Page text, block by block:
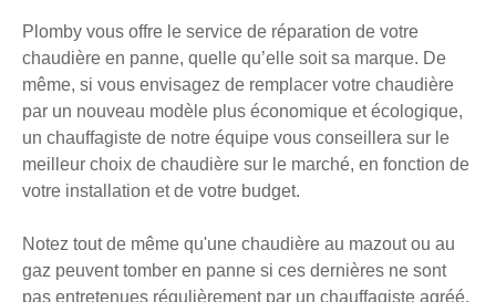
Plomby vous offre le service de réparation de votre
chaudière en panne, quelle qu’elle soit sa marque. De
même, si vous envisagez de remplacer votre chaudière
par un nouveau modèle plus économique et écologique,
un chauffagiste de notre équipe vous conseillera sur le
meilleur choix de chaudière sur le marché, en fonction de
votre installation et de votre budget.
Notez tout de même qu'une chaudière au mazout ou au
gaz peuvent tomber en panne si ces dernières ne sont
pas entretenues régulièrement par un chauffagiste agréé.